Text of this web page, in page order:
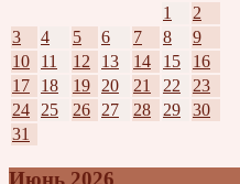
1
2
3
4 5 6 7 8
9
10
11 12 13 14 15
16
17
18 19 20 21 22
23
24
25 26 27 28 29
30
31